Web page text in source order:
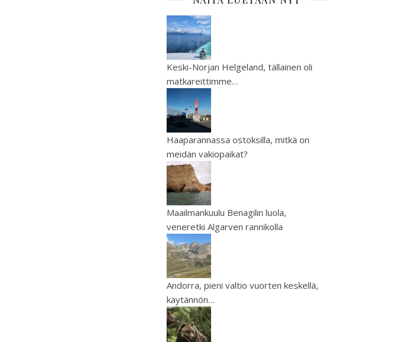
Keski-Norjan Helgeland, tällainen oli
matkareittimme…
Haaparannassa ostoksilla, mitkä on
meidän vakiopaikat?
Maailmankuulu Benagilin luola,
veneretki Algarven rannikolla
Andorra, pieni valtio vuorten keskellä,
käytännön…